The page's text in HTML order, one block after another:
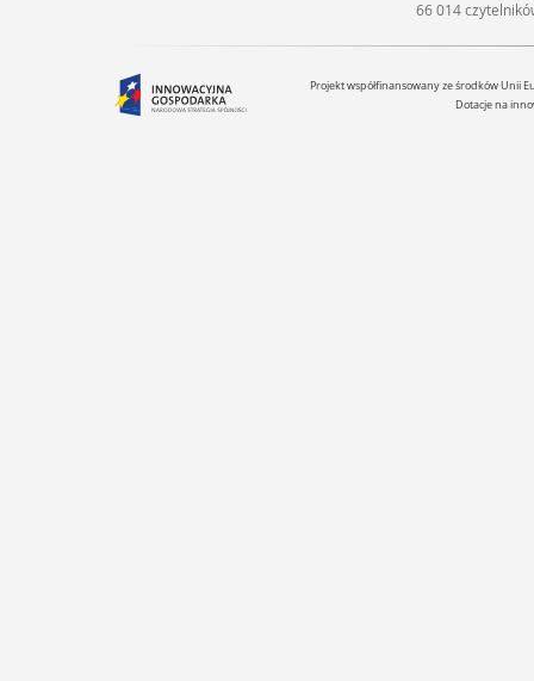
66 014
Projekt współfinansowany ze środków Unii
Dotacje na